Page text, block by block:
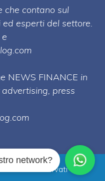
che contano sul
esperti del settore.
NEWS FINANCE in
press
i diritti riservati
network?